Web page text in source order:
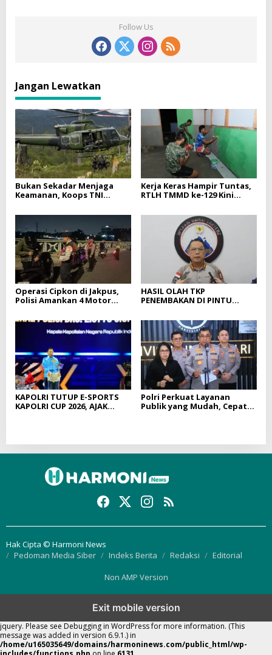
Follow Us
Jangan Lewatkan
Bukan Sekadar Menjaga
Keamanan, Koops TNI
Harapan bagi Warga di
Papua Tengah
Kerja Keras Hampir Tuntas,
RTLH TMMD ke-129 Kini
Operasi Cipkon di Jakpus,
Polisi Amankan 4 Motor
HASIL OLAH TKP
PENEMBAKAN DI PINTU
DUGAAN KETERLIBATAN EG
DAN PN
KAPOLRI TUTUP E-SPORTS
KAPOLRI CUP 2026, AJAK
110
Polri Perkuat Layanan
Publik yang Mudah, Cepat
Hak Cipta © Harmoni News
Pedoman Media Siber
Indeks Berita Redaksi
Editorial
Non AMP Version
Exit mobile version
: Function WP_Scripts::add was calledincorrectly
jquery. Please see Debugging in WordPressfor more information. (This
message was added in version 6.9.1.) in
/home/u165035649/domains/harmoninews.com/public_html/wp-